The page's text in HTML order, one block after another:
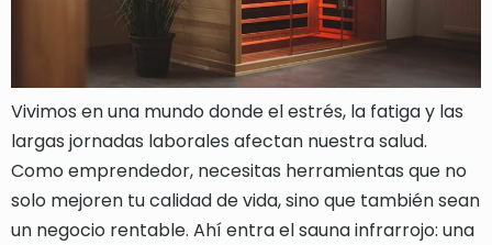
Vivimos en una mundo donde el estrés, la fatiga y las
largas jornadas laborales afectan nuestra salud.
Como emprendedor, necesitas herramientas que no
solo mejoren tu calidad de vida, sino que también sean
un negocio rentable. Ahí entra el sauna infrarrojo: una